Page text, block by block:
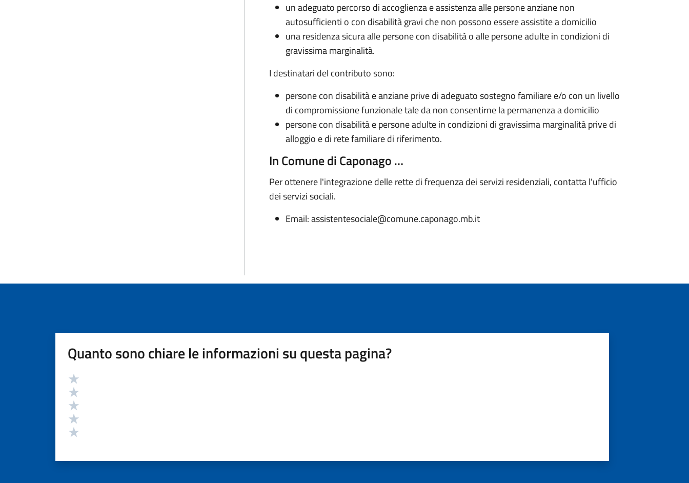
un adeguato percorso di accoglienza e assistenza alle persone anziane non
autosufficienti o con disabilità gravi che non possono essere assistite a domicilio
una residenza sicura alle persone con disabilità o alle persone adulte in condizioni di
gravissima marginalità.
I destinatari del contributo sono:
persone con disabilità e anziane prive di adeguato sostegno familiare e/o con un livello
di compromissione funzionale tale da non consentirne la permanenza a domicilio
persone con disabilità e persone adulte in condizioni di gravissima marginalità prive di
alloggio e di rete familiare di riferimento.
In Comune di Caponago …
Per ottenere l'integrazione delle rette di frequenza dei servizi residenziali, contatta l'ufficio
dei servizi sociali.
Email: assistentesociale@comune.caponago.mb.it
Quanto sono chiare le informazioni su questa pagina?
Valutazione